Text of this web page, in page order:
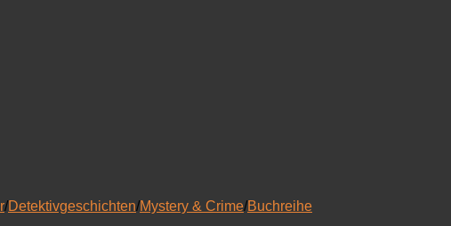
/Detektivgeschichten/Mystery & Crime/Buchreihe